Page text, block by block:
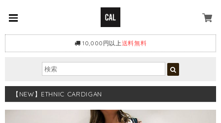
10,000円以上送料無料
【NEW】ETHNIC CARDIGAN